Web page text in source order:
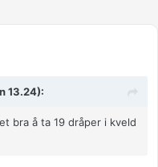
13.24):
bra å ta 19 dråper i kveld